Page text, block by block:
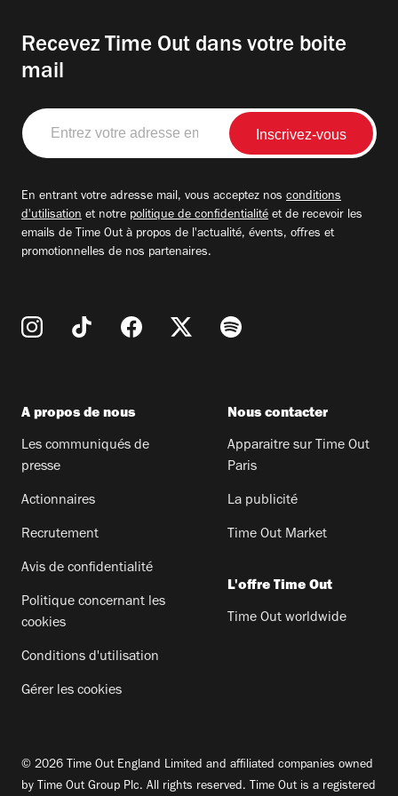
Recevez Time Out dans votre boite
mail
Entrez
votre
adresse
En entrant votre adresse mail, vous acceptez nos conditions
d'utilisation et notre politique de confidentialité et de recevoir les
emails de Time Out à propos de l'actualité, évents, offres et
promotionnelles de nos partenaires.
A propos de nous
Les communiqués de
presse
Actionnaires
Recrutement
Avis de confidentialité
Politique concernant les
cookies
Conditions d'utilisation
Gérer les cookies
Nous contacter
Apparaitre sur Time Out
Paris
La publicité
Time Out Market
L'offre Time Out
Time Out worldwide
© 2026 Time Out England Limited and affiliated companies owned
by Time Out Group Plc. All rights reserved. Time Out is a registered